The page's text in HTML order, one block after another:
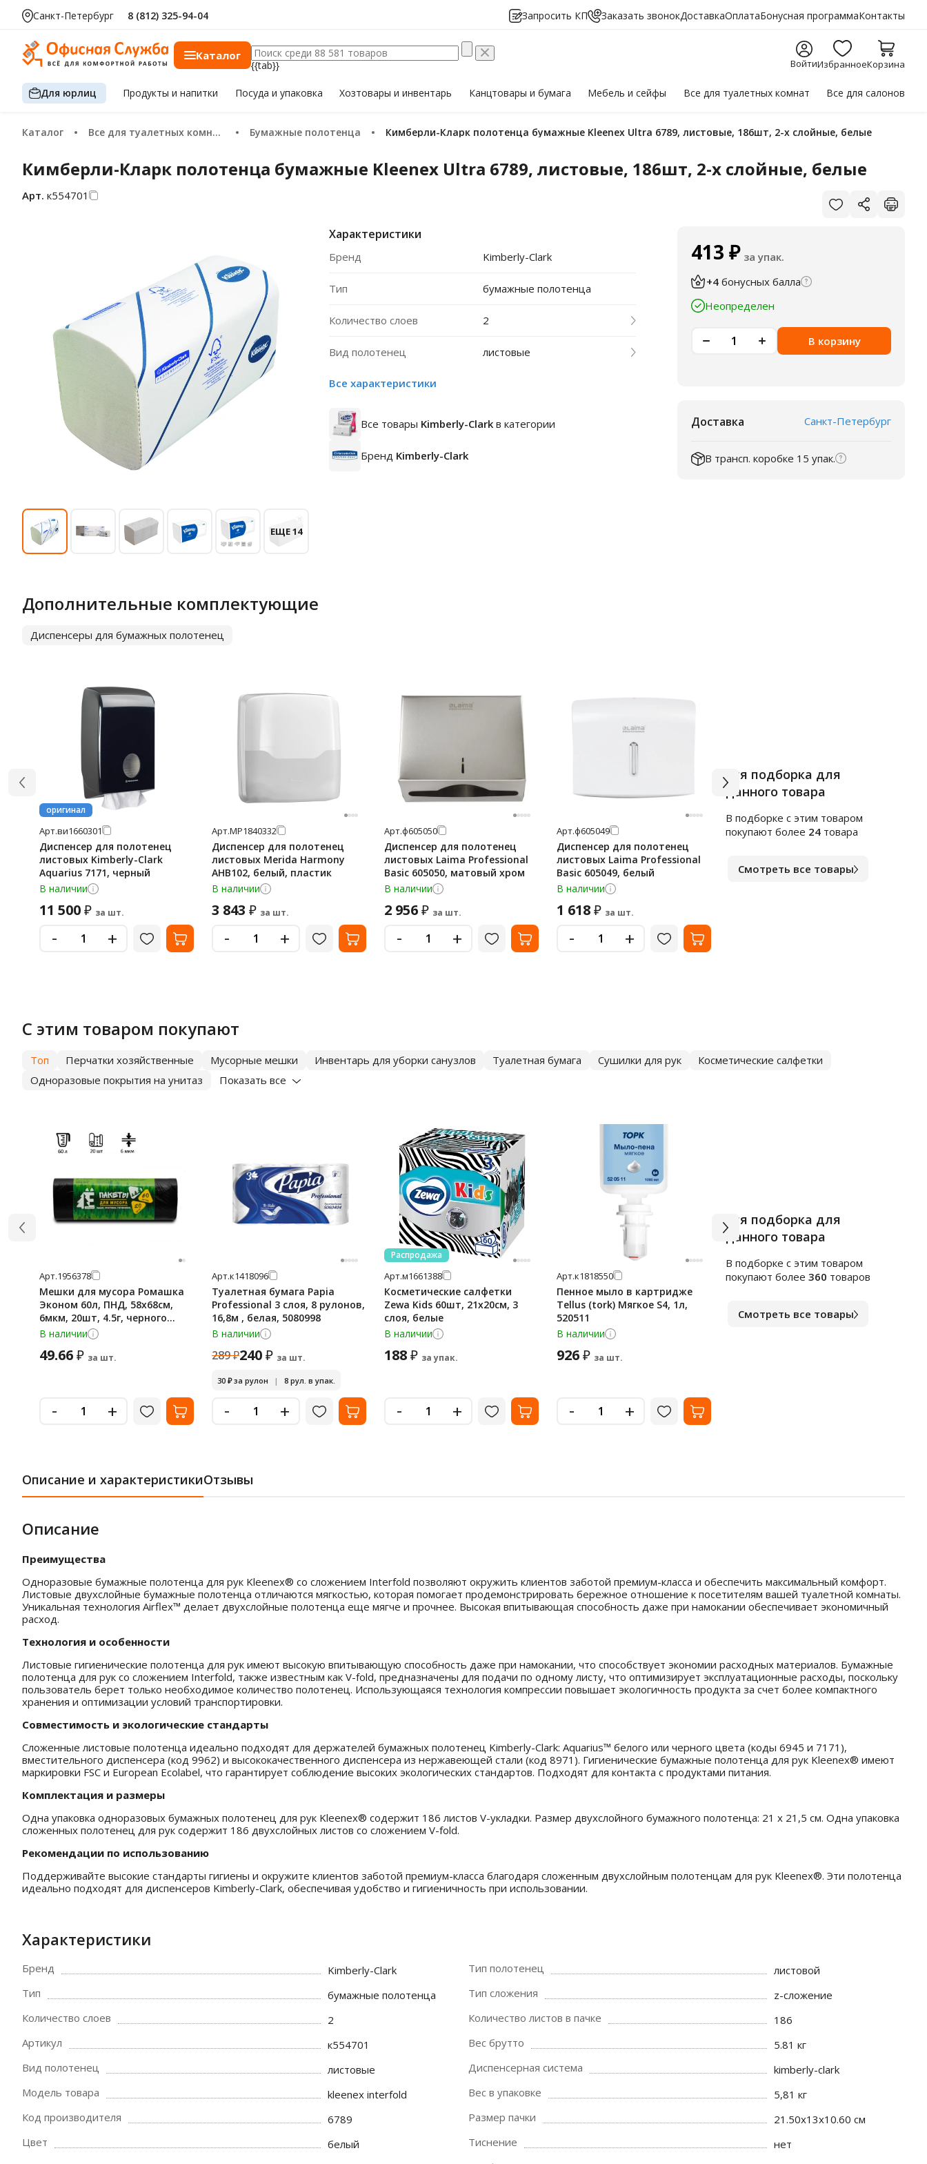
Санкт-Петербург 8 (812) 325-94-04 Запросить КП Заказать звонокДоставкаОплатаБонусная программаКонтакты
Каталог
{{tab}} ВойтиИзбранноеКорзина
Для юрлиц Продуктыи напитки Посуда и упаковка Хозтоварыи инвентарь Канцтовары и бумага Мебельи сейфы Все для туалетных комнат Все для салонов
Каталог Все для туалетных комнат Бумажные полотенца Кимберли-Кларк полотенца бумажные Kleenex Ultra 6789, листовые, 186шт, 2-х слойные, белые
Кимберли-Кларк полотенца бумажные Kleenex Ultra 6789, листовые, 186шт, 2-х слойные, белые
Арт. к554701
ЕЩЕ 14
Характеристики
Бренд Kimberly-Clark
Тип бумажные полотенца
Количество слоев 2
Вид полотенец листовые
Все характеристики
Все товары Kimberly-Clark в категории
Бренд Kimberly-Clark
413 ₽ за упак.
+4 бонусных балла
Неопределен
В корзину
Доставка Санкт-Петербург
В трансп. коробке 15 упак.
Дополнительные комплектующие
Диспенсеры для бумажных полотенец
оригинал
Арт.ви1660301
Диспенсер для полотенец
листовых Kimberly-Clark
Aquarius 7171, черный
В наличии
11 500₽ за шт.
- +
Арт.МР1840332
Диспенсер для полотенец
листовых Merida Harmony
AHB102, белый, пластик
В наличии
3 843 ₽ за шт.
- +
Арт.ф605050
Диспенсер для полотенец
листовых Laima Professional
Basic 605050, матовый хром
В наличии
2 956₽ за шт.
- +
Арт.ф605049
Диспенсер для полотенец
листовых Laima Professional
Basic 605049, белый
В наличии
1 618₽ за шт.
- +
Арт.56549
Elevation H3, 553100, мини,
Вся подборка для
данного товара
В подборке c этим товаром
покупают более 24 товара
Смотреть все товары
С этим товаром покупают
Топ Перчатки хозяйственные Мусорные мешки Инвентарь для уборки санузлов Туалетная бумага Сушилки для рук
Косметические салфетки
Одноразовые покрытия на унитаз
Показать все
Арт.1956378
Мешки для мусора Ромашка
Эконом 60л, ПНД, 58х68см,
6мкм, 20шт, 4.5г, черного
цвета, в рулоне
В наличии
49.66₽ за шт.
- +
Арт.к1418096
Туалетная бумага Papia
Professional 3 слоя, 8 рулонов,
16,8м , белая, 5080998
В наличии
289₽240₽ за шт.
30 ₽за рулон | 8 рул. в упак.
- +
Распродажа
Арт.м1661388
Косметические салфетки
Zewa Kids 60шт, 21х20см, 3
слоя, белые
В наличии
188₽ за упак.
- +
Арт.к1818550
Пенное мыло в картридже
Tellus (tork) Мягкое S4, 1л,
520511
В наличии
926₽ за шт.
- +
Арт.к1564553
сложения, 100 листов, С-89
Вся подборка для
данного товара
В подборке c этим товаром
покупают более 360 товаров
Смотреть все товары
Описание и характеристикиОтзывы
Описание
Преимущества
Одноразовые бумажные полотенца для рук Kleenex® со сложением Interfold позволяют окружить клиентов заботой премиум-класса и обеспечить максимальный комфорт.
Листовые двухслойные бумажные полотенца отличаются мягкостью, которая помогает продемонстрировать бережное отношение к посетителям вашей туалетной комнаты.
Уникальная технология Airflex™ делает двухслойные полотенца еще мягче и прочнее. Высокая впитывающая способность даже при намокании обеспечивает экономичный
расход.
Технология и особенности
Листовые гигиенические полотенца для рук имеют высокую впитывающую способность даже при намокании, что способствует экономии расходных материалов. Бумажные
полотенца для рук со сложением Interfold, также известным как V-fold, предназначены для подачи по одному листу, что оптимизирует эксплуатационные расходы, поскольку
пользователь берет только необходимое количество полотенец. Использующаяся технология компрессии повышает экологичность продукта за счет более компактного
хранения и оптимизации условий транспортировки.
Совместимость и экологические стандарты
Сложенные листовые полотенца идеально подходят для держателей бумажных полотенец Kimberly-Clark: Aquarius™ белого или черного цвета (коды 6945 и 7171),
вместительного диспенсера (код 9962) и высококачественного диспенсера из нержавеющей стали (код 8971). Гигиенические бумажные полотенца для рук Kleenex® имеют
маркировки FSC и European Ecolabel, что гарантирует соблюдение высоких экологических стандартов. Подходят для контакта с продуктами питания.
Комплектация и размеры
Одна упаковка одноразовых бумажных полотенец для рук Kleenex® содержит 186 листов V-укладки. Размер двухслойного бумажного полотенца: 21 x 21,5 см. Одна упаковка
сложенных полотенец для рук содержит 186 двухслойных листов со сложением V-fold.
Рекомендации по использованию
Поддерживайте высокие стандарты гигиены и окружите клиентов заботой премиум-класса благодаря сложенным двухслойным полотенцам для рук Kleenex®. Эти полотенца
идеально подходят для диспенсеров Kimberly-Clark, обеспечивая удобство и гигиеничность при использовании.
Характеристики
Бренд
Kimberly-Clark
Тип
бумажные полотенца
Количество слоев
2
Артикул
к554701
Вид полотенец
листовые
Модель товара
kleenex interfold
Код производителя
6789
Цвет
белый
Тип полотенец
листовой
Тип сложения
z-сложение
Количество листов в пачке
186
Вес брутто
5.81 кг
Диспенсерная система
kimberly-clark
Вес в упаковке
5,81 кг
Размер пачки
21.50x13x10.60 см
Тиснение
нет